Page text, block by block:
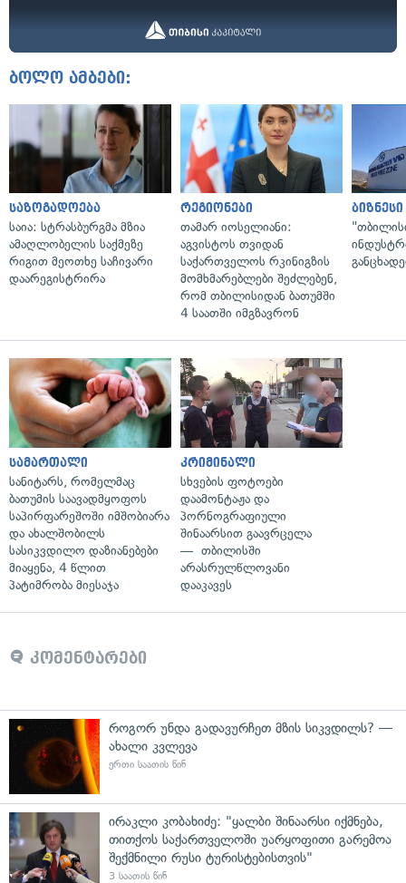
ბოლო ამბები:
საზოგადოება
საია: სტრასბურგმა მზია
ამაღლობელის საქმეზე
რიგით მეოთხე საჩივარი
დაარეგისტრირა
რეგიონები
თამარ იოსელიანი:
აგვისტოს თვიდან
საქართველოს რკინიგზის
მომხმარებლები შეძლებენ,
რომ თბილისიდან ბათუმში
4 საათში იმგზავრონ
ბიზნესი
სამართალი
სანიტარს, რომელმაც
ბათუმის საავადმყოფოს
საპირფარეშოში იმშობიარა
და ახალშობილს
სასიკვდილო დაზიანებები
მიაყენა, 4 წლით
პატიმრობა მიესაჯა
კრიმინალი
სხვების ფოტოები
დაამონტაჟა და
პორნოგრაფიული
შინაარსით გაავრცელა
— თბილისში
არასრულწლოვანი
დააკავეს
კომენტარები
როგორ უნდა გადავურჩეთ მზის სიკვდილს? —
ახალი კვლევა
ერთი საათის წინ
ირაკლი კობახიძე: "ყალბი შინაარსი იქმნება,
თითქოს საქართველოში უარყოფითი გარემოა
შექმნილი რუსი ტურისტებისთვის"
3 საათის წინ